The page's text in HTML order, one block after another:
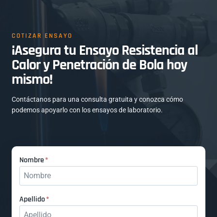
COTIZAR ENSAYO
¡Asegura tu Ensayo Resistencia al
Calor y Penetración de Bola hoy
mismo!
Contáctanos para una consulta gratuita y conozca cómo
podemos apoyarlo con los ensayos de laboratorio.
Nombre*
N
m
b
r
Apellido*
A